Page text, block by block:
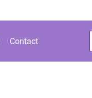
Contact